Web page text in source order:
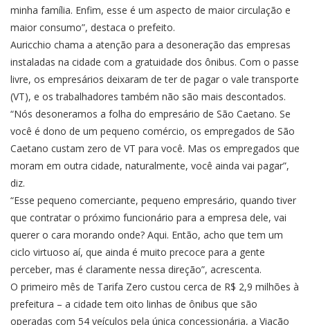
minha família. Enfim, esse é um aspecto de maior circulação e
maior consumo”, destaca o prefeito.
Auricchio chama a atenção para a desoneração das empresas
instaladas na cidade com a gratuidade dos ônibus. Com o passe
livre, os empresários deixaram de ter de pagar o vale transporte
(VT), e os trabalhadores também não são mais descontados.
“Nós desoneramos a folha do empresário de São Caetano. Se
você é dono de um pequeno comércio, os empregados de São
Caetano custam zero de VT para você. Mas os empregados que
moram em outra cidade, naturalmente, você ainda vai pagar”,
diz.
“Esse pequeno comerciante, pequeno empresário, quando tiver
que contratar o próximo funcionário para a empresa dele, vai
querer o cara morando onde? Aqui. Então, acho que tem um
ciclo virtuoso aí, que ainda é muito precoce para a gente
perceber, mas é claramente nessa direção”, acrescenta.
O primeiro mês de Tarifa Zero custou cerca de R$ 2,9 milhões à
prefeitura – a cidade tem oito linhas de ônibus que são
operadas com 54 veículos pela única concessionária, a Viação